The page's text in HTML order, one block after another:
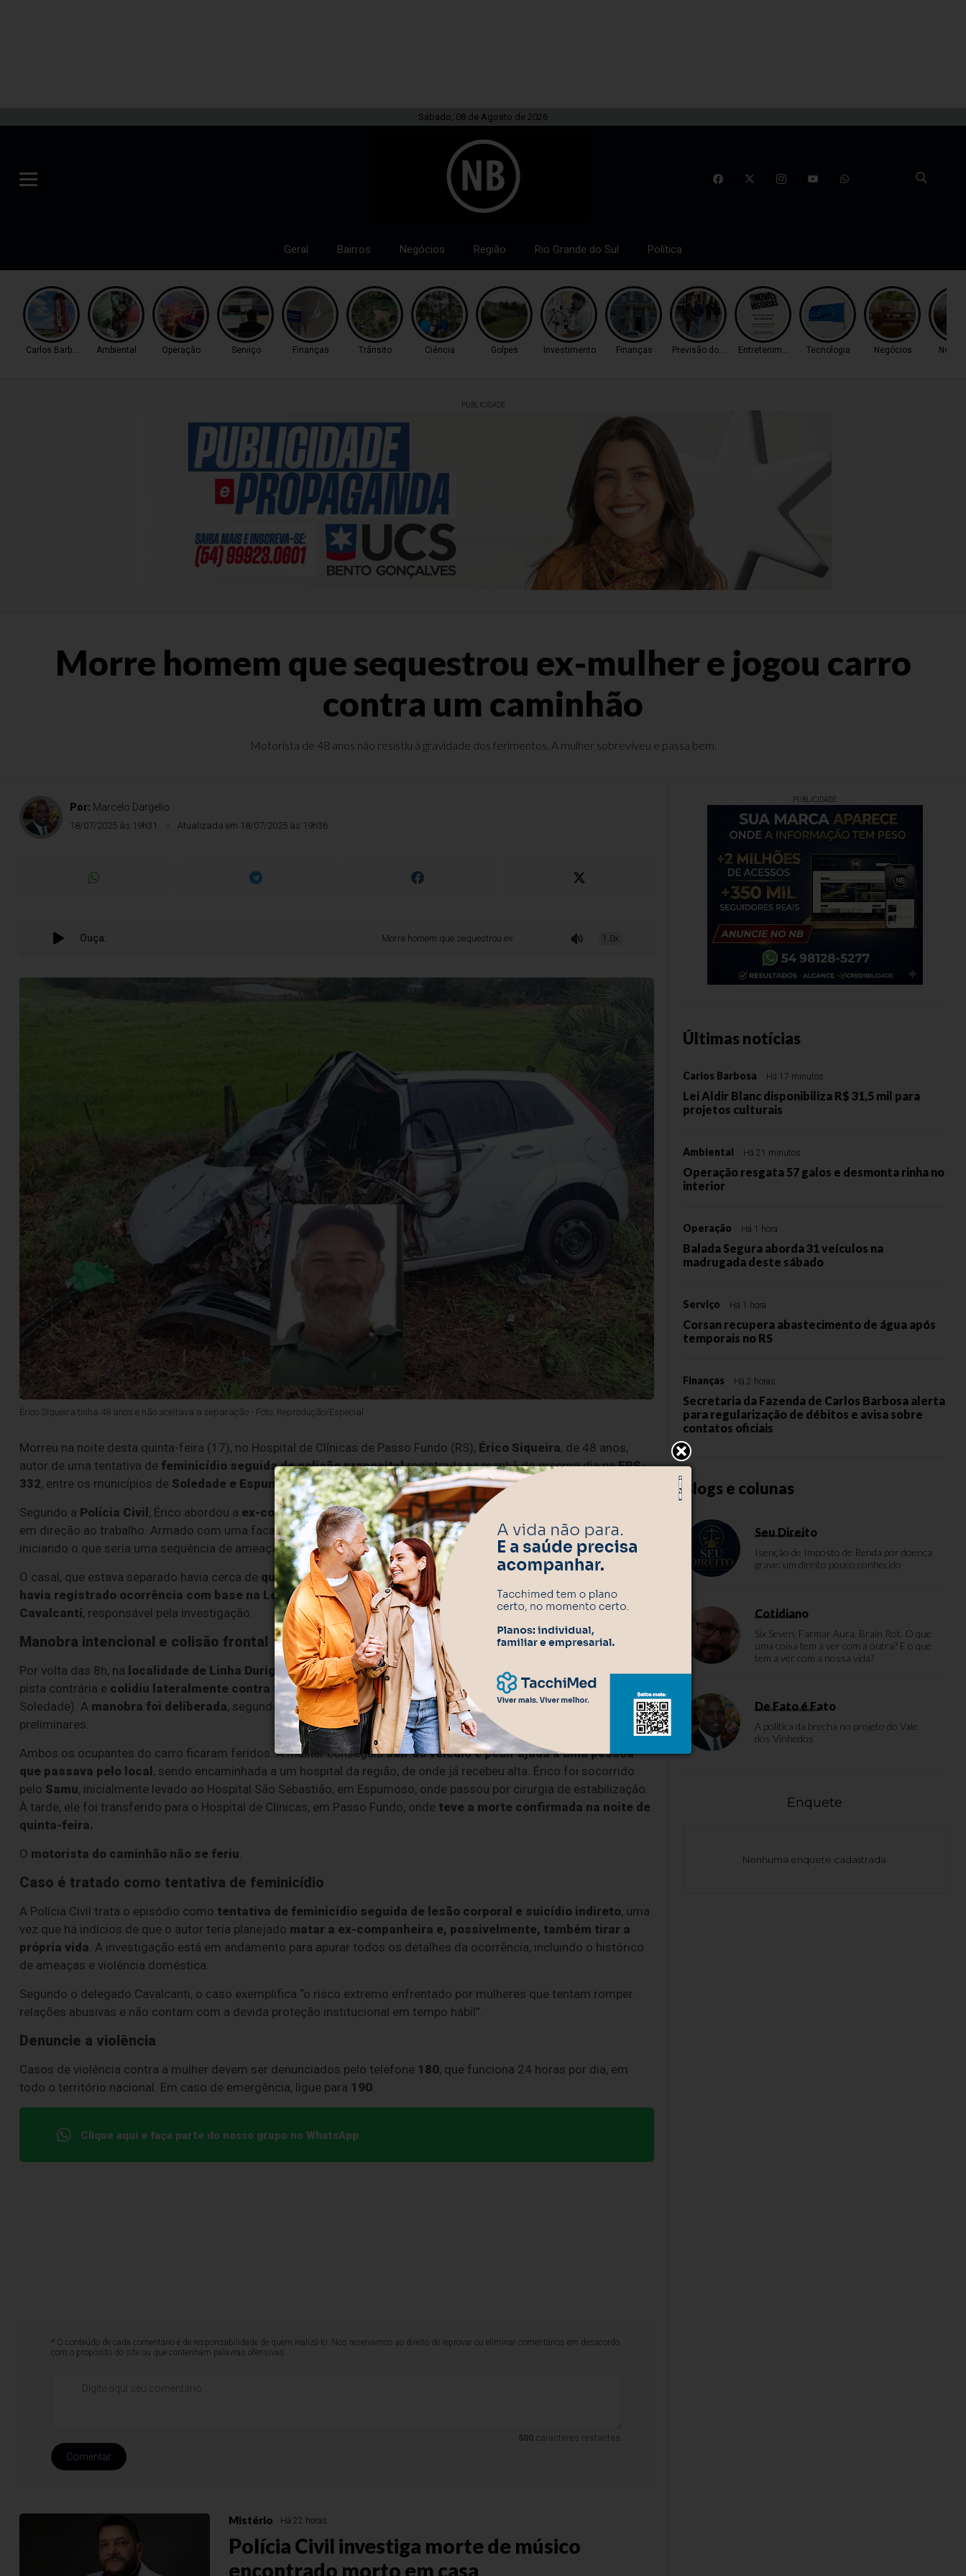
Sábado, 08 de Agosto de 2026
Geral Bairros Negócios Região Rio Grande do Sul Política
Carlos Barbosa Ambiental Operação Serviço Finanças Trânsito Ciência Golpes Investimento Finanças Previsão do TempoEntretenimento Tecnologia Negócios
PUBLICIDADE
Morre homem que sequestrou ex-mulher e jogou carro
contra um caminhão
Motorista de 48 anos não resistiu à gravidade dos ferimentos. A mulher sobreviveu e passa bem.
Por: Marcelo Dargelio
18/07/2025 às 19h31 Atualizada em 18/07/2025 às 19h36
Ouça: Morre homem que sequestrou ex-mulher e jogou carro contra um caminhão
1.0x
Érico Siqueira tinha 48 anos e não aceitava a separação - Foto: Reprodução/Especial
Morreu na noite desta quinta-feira (17), no Hospital de Clínicas de Passo Fundo (RS), Érico Siqueira, de 48 anos,
autor de uma tentativa de feminicídio seguida de colisão propositalregistrada na manhã do mesmo dia naERS-
332, entre os municípios de Soledade e Espumoso, no norte do Rio Grande do Sul.
Segundo a Polícia Civil , Érico abordou a ex-companheiranas primeiras horas da manhã, quando ela saía de casa
em direção ao trabalho. Armado com uma faca, ele a obrigou a entrar em seu veículo, umFord Fiesta prata,
iniciando o que seria uma sequência de ameaças e descontrole.
O casal, que estava separado havia cerca de quatro meses, já havia tido histórico de violência. A vítima, inclusive,
havia registrado ocorrência com base na Lei Maria da Penha, conforme informou o delegado Felipe
Cavalcanti, responsável pela investigação.
Manobra intencional e colisão frontal
Por volta das 8h, na localidade de Linha Durigon, no interior de Espumoso, o veículo conduzido por Érico invadiu a
pista contrária e colidiu lateralmente contra um caminhãoque transitava no sentido oposto (Espumoso–
Soledade). A manobra foi deliberada, segundo relataram testemunhas e confirmado por investigações
preliminares.
Ambos os ocupantes do carro ficaram feridos. A mulher conseguiusair do veículo e pedir ajuda a uma pessoa
que passava pelo local , sendo encaminhada a um hospital da região, de onde já recebeu alta. Érico foi socorrido
pelo Samu, inicialmente levado ao Hospital São Sebastião, em Espumoso, onde passou por cirurgia de estabilização.
À tarde, ele foi transferido para o Hospital de Clínicas, em Passo Fundo, onde teve a morte confirmada na noite de
quinta-feira.
O motorista do caminhão não se feriu.
Caso é tratado como tentativa de feminicídio
A Polícia Civil trata o episódio como tentativa de feminicídio seguida de lesão corporal e suicídio indireto, uma
vez que há indícios de que o autor teria planejado matar a ex-companheira e, possivelmente, também tirar a
própria vida. A investigação está em andamento para apurar todos os detalhes da ocorrência, incluindo o histórico
de ameaças e violência doméstica.
Segundo o delegado Cavalcanti, o caso exemplifica “o risco extremo enfrentado por mulheres que tentam romper
relações abusivas e não contam com a devida proteção institucional em tempo hábil”.
Denuncie a violência
Casos de violência contra a mulher devem ser denunciados pelo telefone 180, que funciona 24 horas por dia, em
todo o território nacional. Em caso de emergência, ligue para 190.
Clique aqui e faça parte do nosso grupo no WhatsApp
* O conteúdo de cada comentário é de responsabilidade de quem realizá-lo. Nos reservamos ao direito de reprovar ou eliminar comentários em desacordo
com o propósito do site ou que contenham palavras ofensivas.
500caracteres restantes.
Comentar
Mistério Há 22 horas
Polícia Civil investiga morte de músico
encontrado morto em casa
PUBLICIDADE
Últimas notícias
Carlos Barbosa Há 17 minutos
Lei Aldir Blanc disponibiliza R$ 31,5 mil para
projetos culturais
Ambiental Há 21 minutos
Operação resgata 57 galos e desmonta rinha no
interior
Operação Há 1 hora
Balada Segura aborda 31 veículos na
madrugada deste sábado
Serviço Há 1 hora
Corsan recupera abastecimento de água após
temporais no RS
Finanças Há 2 horas
Secretaria da Fazenda de Carlos Barbosa alerta
para regularização de débitos e avisa sobre
contatos oficiais
Blogs e colunas
Seu Direito
Isenção de Imposto de Renda por doença
grave: um direito pouco conhecido
Cotidiano
Six Seven, Farmar Aura, Brain Rot. O que
uma coisa tem a ver com a outra? E o que
tem a ver com a nossa vida?
De Fato é Fato
A política da brecha no projeto do Vale
dos Vinhedos
Enquete
Nenhuma enquete cadastrada